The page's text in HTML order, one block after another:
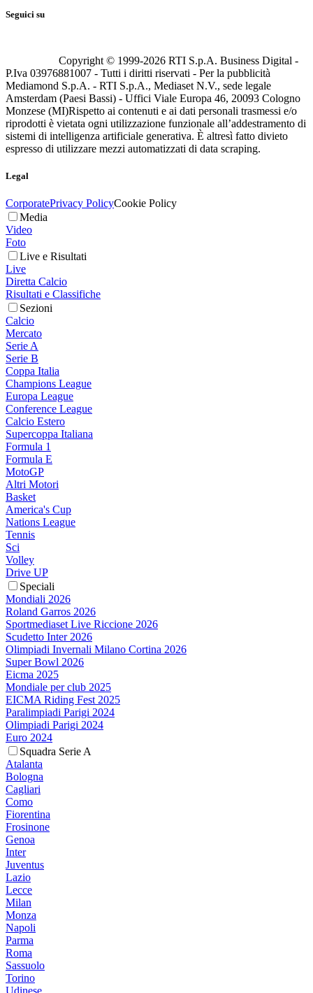
Seguici su
Copyright © 1999-2026 RTI S.p.A. Business Digital -
P.Iva 03976881007 - Tutti i diritti riservati - Per la pubblicità
Mediamond S.p.A. - RTI S.p.A., Mediaset N.V., sede legale
Amsterdam (Paesi Bassi) - Uffici Viale Europa 46, 20093 Cologno
Monzese (MI)Rispetto ai contenuti e ai dati personali trasmessi e/o
riprodotti è vietata ogni utilizzazione funzionale all’addestramento di
sistemi di intelligenza artificiale generativa. È altresì fatto divieto
espresso di utilizzare mezzi automatizzati di data scraping.
Legal
CorporatePrivacy PolicyCookie Policy
Media
Video
Foto
Live e Risultati
Live
Diretta Calcio
Risultati e Classifiche
Sezioni
Calcio
Mercato
Serie A
Serie B
Coppa Italia
Champions League
Europa League
Conference League
Calcio Estero
Supercoppa Italiana
Formula 1
Formula E
MotoGP
Altri Motori
Basket
America's Cup
Nations League
Tennis
Sci
Volley
Drive UP
Speciali
Mondiali 2026
Roland Garros 2026
Sportmediaset Live Riccione 2026
Scudetto Inter 2026
Olimpiadi Invernali Milano Cortina 2026
Super Bowl 2026
Eicma 2025
Mondiale per club 2025
EICMA Riding Fest 2025
Paralimpiadi Parigi 2024
Olimpiadi Parigi 2024
Euro 2024
Squadra Serie A
Atalanta
Bologna
Cagliari
Como
Fiorentina
Frosinone
Genoa
Inter
Juventus
Lazio
Lecce
Milan
Monza
Napoli
Parma
Roma
Sassuolo
Torino